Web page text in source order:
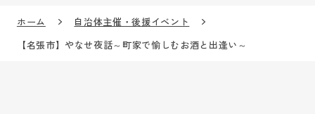
ホーム
自治体主催・後援イベント
【名張市】やなせ夜話～町家で愉しむお酒と出逢い～